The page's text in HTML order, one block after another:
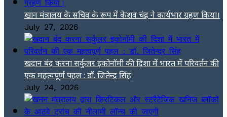
खान मंत्रालय के सचिव के रूप में केशव चंद्र ने कार्यभार ग्रहण किया।
July 27, 2026
खदान बंद करना सर्कुलर इकोनॉमी की दिशा में भारत में परिवर्तन की
एक महत्वपूर्ण पहल : डॉ. जितेन्द्र सिंह
July 24, 2026